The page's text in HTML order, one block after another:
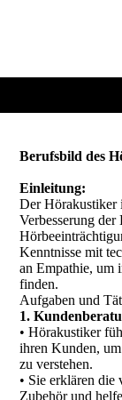
Berufsbild des
Einleitung:
Der Hörakustiker
Verbesserung
Kenntnisse mit
an Empathie, um
finden.
Aufgaben und
1.
• Hörakustiker
ihren Kunden,
zu verstehen.
• Sie erklären die
Zubehör und